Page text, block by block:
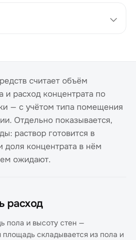
считает объём
и расход концентрата по
— с учётом типа помещения
Отдельно показывается,
раствор готовится в
доля концентрата в нём
ожидают.
расход
пола и высоту стен —
складывается из пола и